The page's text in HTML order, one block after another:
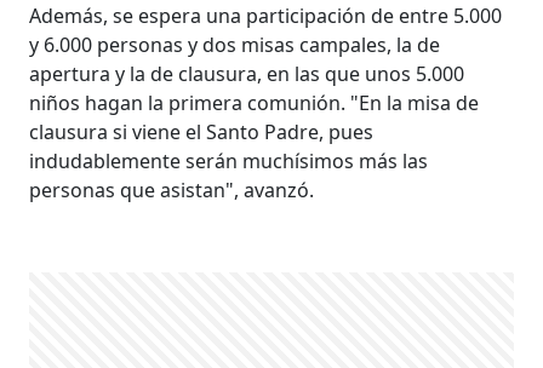
Además, se espera una participación de entre 5.000
y 6.000 personas y dos misas campales, la de
apertura y la de clausura, en las que unos 5.000
niños hagan la primera comunión. "En la misa de
clausura si viene el Santo Padre, pues
indudablemente serán muchísimos más las
personas que asistan", avanzó.